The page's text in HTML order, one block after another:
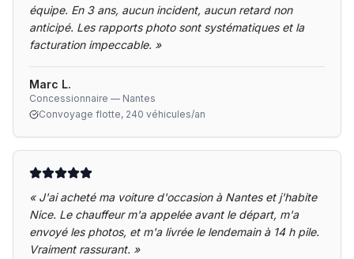
équipe. En 3 ans, aucun incident, aucun retard non
anticipé. Les rapports photo sont systématiques et la
facturation impeccable. »
Marc L.
Concessionnaire — Nantes
Convoyage flotte, 240 véhicules/an
« J'ai acheté ma voiture d'occasion à Nantes et j'habite
Nice. Le chauffeur m'a appelée avant le départ, m'a
envoyé les photos, et m'a livrée le lendemain à 14 h pile.
Vraiment rassurant. »